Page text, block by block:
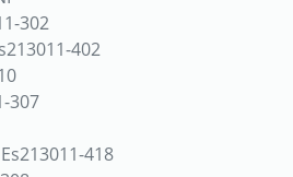
302
402
307
Es213011-418